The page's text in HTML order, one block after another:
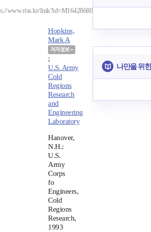
www.riss.kr/link?id=M16428680
Hopkins,
Mark A
;
U.S. Army
Cold
Regions
Research
and
Engineering
Laboratory
Hanover,
N.H.:
U.S.
Army
Corps
fo
Engineers,
Cold
Regions
Research,
1993
나만을 위